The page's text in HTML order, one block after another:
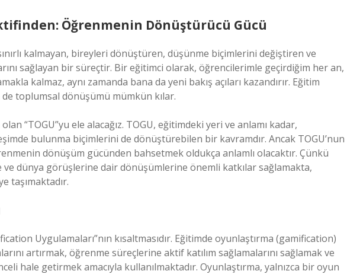
Öğrenmenin Dönüştürücü Gücü
kalmayan, bireyleri dönüştüren, düşünme biçimlerini değiştiren ve
sağlayan bir süreçtir. Bir eğitimci olarak, öğrencilerimle geçirdiğim her an,
kalmaz, aynı zamanda bana da yeni bakış açıları kazandırır. Eğitim
toplumsal dönüşümü mümkün kılar.
“TOGU”yu ele alacağız. TOGU, eğitimdeki yeri ve anlamı kadar,
bulunma biçimlerini de dönüştürebilen bir kavramdır. Ancak TOGU’nun
dönüşüm gücünden bahsetmek oldukça anlamlı olacaktır. Çünkü
dünya görüşlerine dair dönüşümlerine önemli katkılar sağlamakta,
taşımaktadır.
Uygulamaları”nın kısaltmasıdır. Eğitimde oyunlaştırma (gamification)
artırmak, öğrenme süreçlerine aktif katılım sağlamalarını sağlamak ve
hale getirmek amacıyla kullanılmaktadır. Oyunlaştırma, yalnızca bir oyun